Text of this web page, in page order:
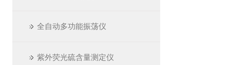
全自动多功能振荡仪
紫外荧光硫含量测定仪